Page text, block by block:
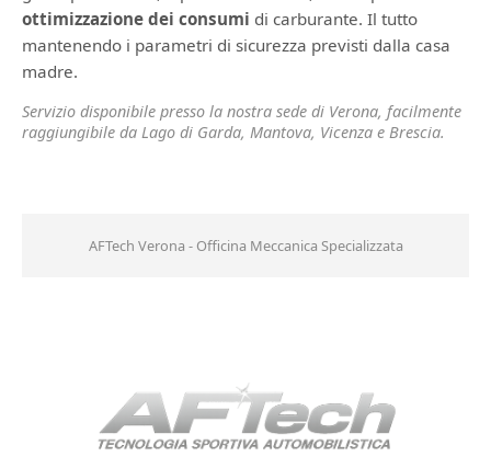
ottimizzazione dei consumi di carburante. Il tutto
mantenendo i parametri di sicurezza previsti dalla casa
madre.
Servizio disponibile presso la nostra sede di Verona, facilmente
raggiungibile da Lago di Garda, Mantova, Vicenza e Brescia.
AFTech Verona - Officina Meccanica Specializzata